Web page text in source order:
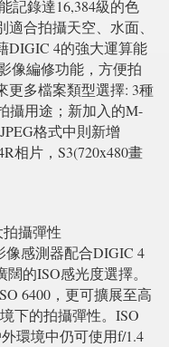
記錄達16,384級的色
合拍攝天空、水面、
DIGIC 4的強大運算能
像編修功能，方便拍
更多檔案類型選擇: 3種
攝用途；新加入的M-
格式中則新增
相片，S3(720x480畫
拍攝彈性
像感測器配合DIGIC 4
的ISO感光度選擇。
6400，更可擴展至高
下的拍攝彈性。ISO
環境中仍可使用f/1.4